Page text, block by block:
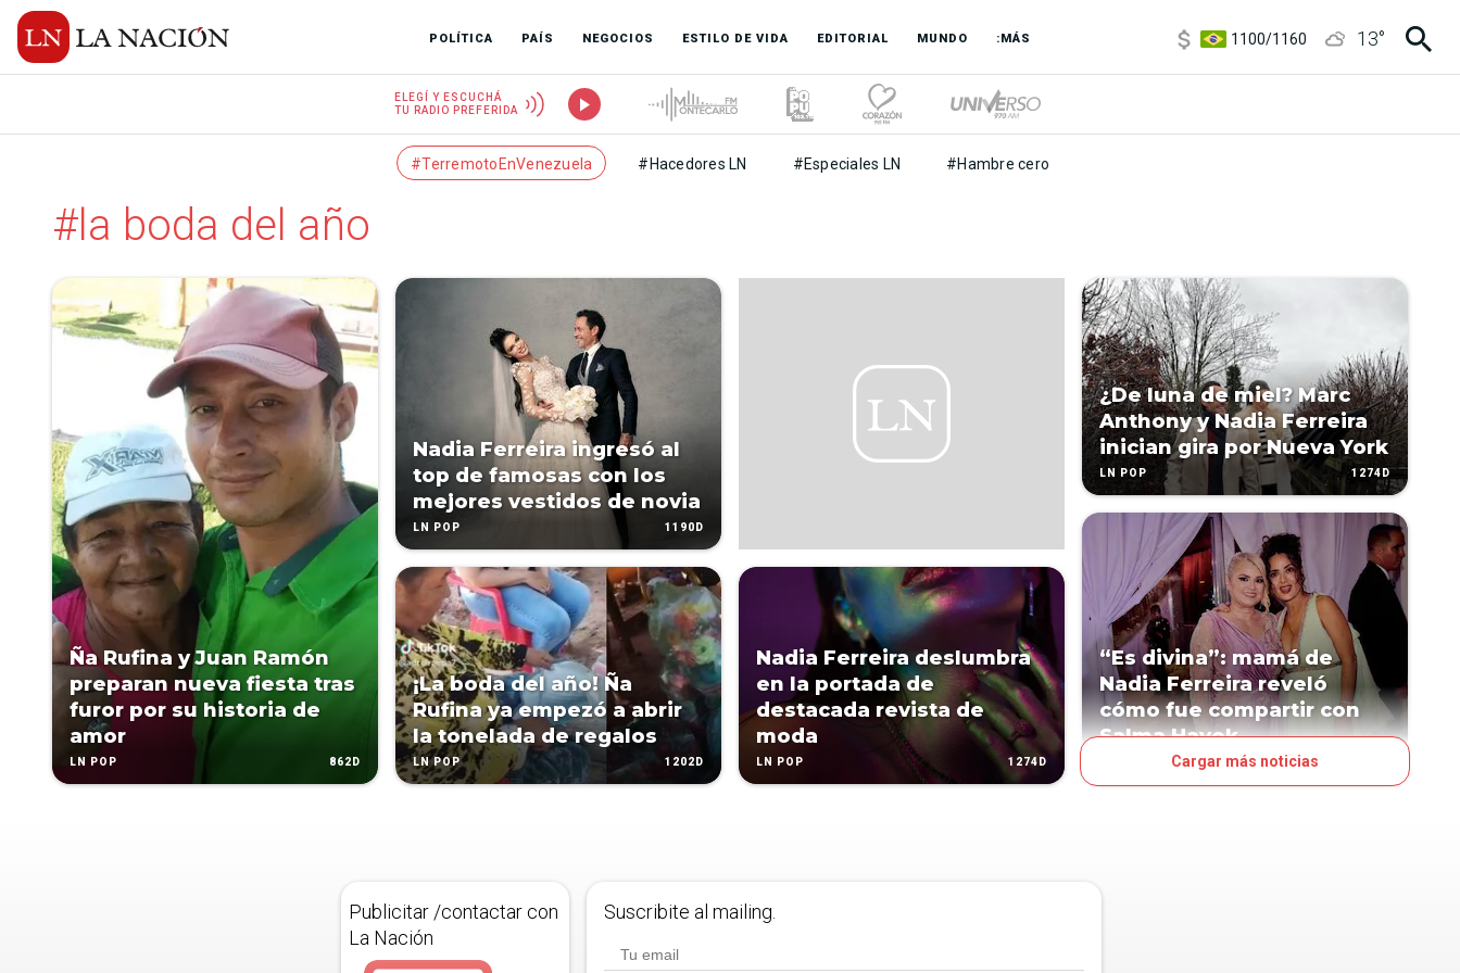
POLÍTICA PAÍS NEGOCIOS ESTILO DE VIDA EDITORIAL MUNDO :MÁS
1100/1160
13°
ELEGÍ Y ESCUCHÁ
TU RADIO PREFERIDA
#TerremotoEnVenezuela #Hacedores LN #Especiales LN #Hambre cero
#la boda del año
Ña Rufina y Juan Ramón
preparan nueva fiesta tras
furor por su historia de
amor
LN POP 862D
Nadia Ferreira ingresó al
top de famosas con los
mejores vestidos de novia
LN POP 1190D
¡La boda del año! Ña
Rufina ya empezó a abrir
la tonelada de regalos
LN POP 1202D
Nadia Ferreira deslumbra
en la portada de
destacada revista de
moda
LN POP 1274D
¿De luna de miel? Marc
Anthony y Nadia Ferreira
inician gira por Nueva York
LN POP 1274D
“Es divina”: mamá de
Nadia Ferreira reveló
cómo fue compartir con
Salma Hayek
Cargar más noticias
Publicitar /contactar con
La Nación
Suscribite al mailing.